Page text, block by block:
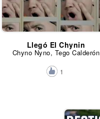
Llegó El Chynin
Chyno Nyno, Tego Calderón
1